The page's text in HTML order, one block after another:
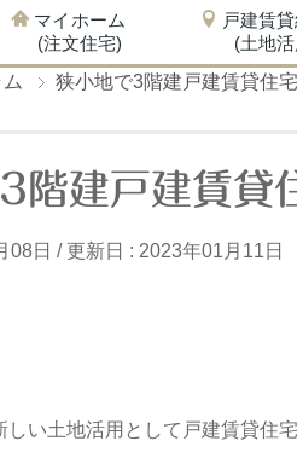
マイホーム
(注文住宅)
戸建賃
(土地活
狭小地で3階建戸建賃貸住
階建戸建賃貸
08日 / 更新日 : 2023年01月11日
い土地活用として戸建賃貸住